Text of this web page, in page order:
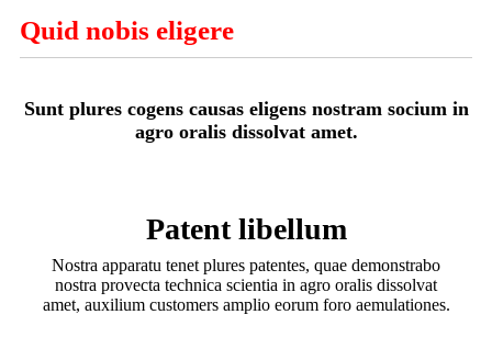
Quid nobis eligere
Sunt plures cogens causas eligens nostram socium in
agro oralis dissolvat amet.
Patent libellum
Nostra apparatu tenet plures patentes, quae demonstrabo
nostra provecta technica scientia in agro oralis dissolvat
amet, auxilium customers amplio eorum foro aemulationes.